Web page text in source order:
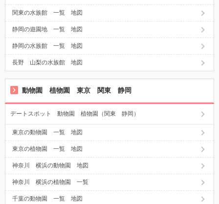
関東の水族館 一覧 地図
静岡の遊園地 一覧 地図
静岡の水族館 一覧 地図
長野 山梨の水族館 地図
動物園 植物園 東京 関東 静岡
デートスポット 動物園 植物園（関東 静岡）
東京の動物園 一覧 地図
東京の植物園 一覧 地図
神奈川 横浜の動物園 地図
神奈川 横浜の植物園 一覧
千葉の動物園 一覧 地図